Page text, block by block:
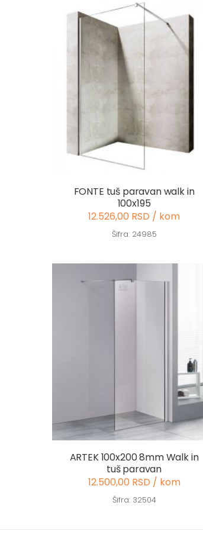
FONTE tuš paravan walk in
100x195
12.526,00 RSD / kom
Šifra: 24985
ARTEK 100x200 8mm Walk in
tuš paravan
12.500,00 RSD / kom
Šifra: 32504